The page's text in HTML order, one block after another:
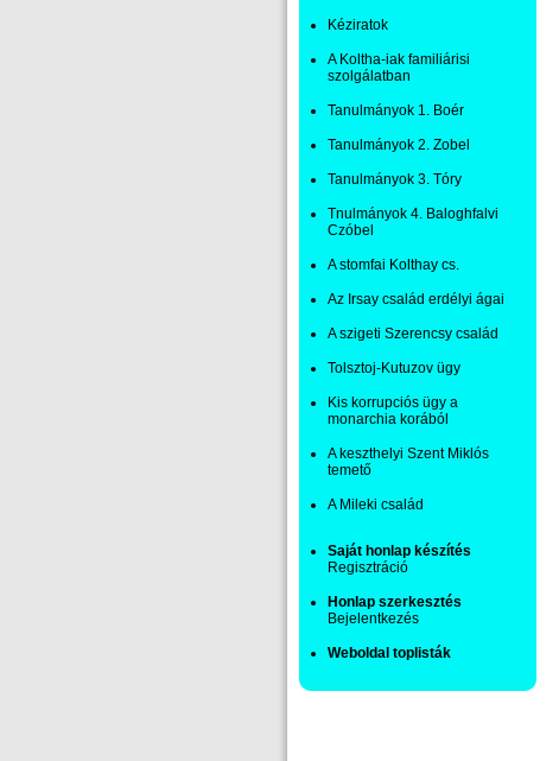
Kéziratok
A Koltha-iak familiárisi
szolgálatban
Tanulmányok 1. Boér
Tanulmányok 2. Zobel
Tanulmányok 3. Tóry
Tnulmányok 4. Baloghfalvi
Czóbel
A stomfai Kolthay cs.
Az Irsay család erdélyi ágai
A szigeti Szerencsy család
Tolsztoj-Kutuzov ügy
Kis korrupciós ügy a
monarchia korából
A keszthelyi Szent Miklós
temető
A Mileki család
Saját honlap készítés
Regisztráció
Honlap szerkesztés
Bejelentkezés
Weboldal toplisták